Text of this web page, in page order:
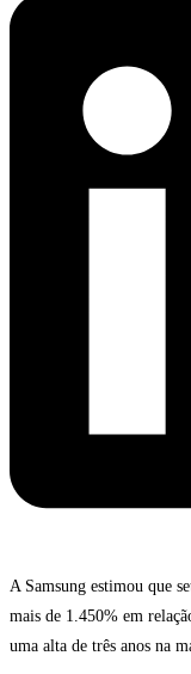
A Samsung estimou que
mais de 1.450% em
uma alta de três anos na